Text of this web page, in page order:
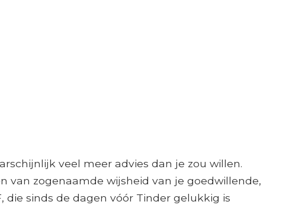
veel meer advies dan je zou willen.
van zogenaamde wijsheid van je goedwillende,
die sinds de dagen vóór Tinder gelukkig is